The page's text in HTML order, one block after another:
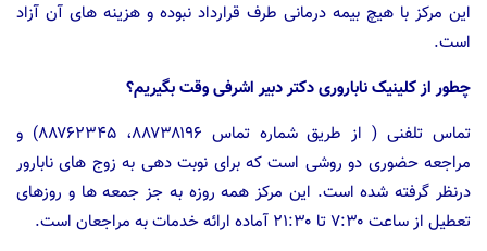
این مرکز با هیچ بیمه درمانی طرف قرارداد نبوده و هزینه ­های آن آزاد
است.
چطور از کلینیک ناباروری دکتر دبیر اشرفی وقت بگیریم؟
تماس تلفنی ( از طریق شماره تماس ۸۸۷۳۸۱۹۶، ۸۸۷۶۲۳۴۵) و
مراجعه حضوری دو روشی است که برای نوبت دهی به زوج های نابارور
درنظر گرفته شده است. این مرکز همه روزه به جز جمعه­ ها و روزهای
تعطیل از ساعت ۷:۳۰ تا ۲۱:۳۰ آماده ارائه­ خدمات به مراجعان است.